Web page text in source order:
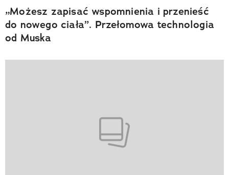
„Możesz zapisać wspomnienia i przenieść
do nowego ciała”. Przełomowa technologia
od Muska